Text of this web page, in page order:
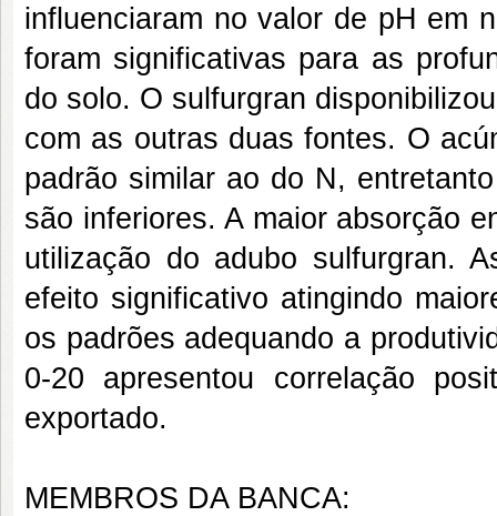
influenciaram no valor de pH em
foram significativas para as
do solo. O sulfurgran
com as outras duas fontes. O
padrão similar ao do N,
são inferiores. A maior absorção
utilização do adubo sulfurgran.
efeito significativo atingindo
os padrões adequando a
0-20 apresentou correlação
exportado.
MEMBROS DA BANCA: